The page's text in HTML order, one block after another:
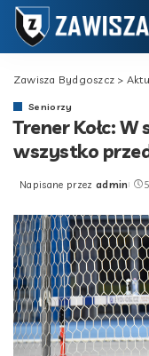
Zawisza Bydgoszcz >
Seniorzy
Trener Kołc:
wszystko
Posted
Napisane przez admin